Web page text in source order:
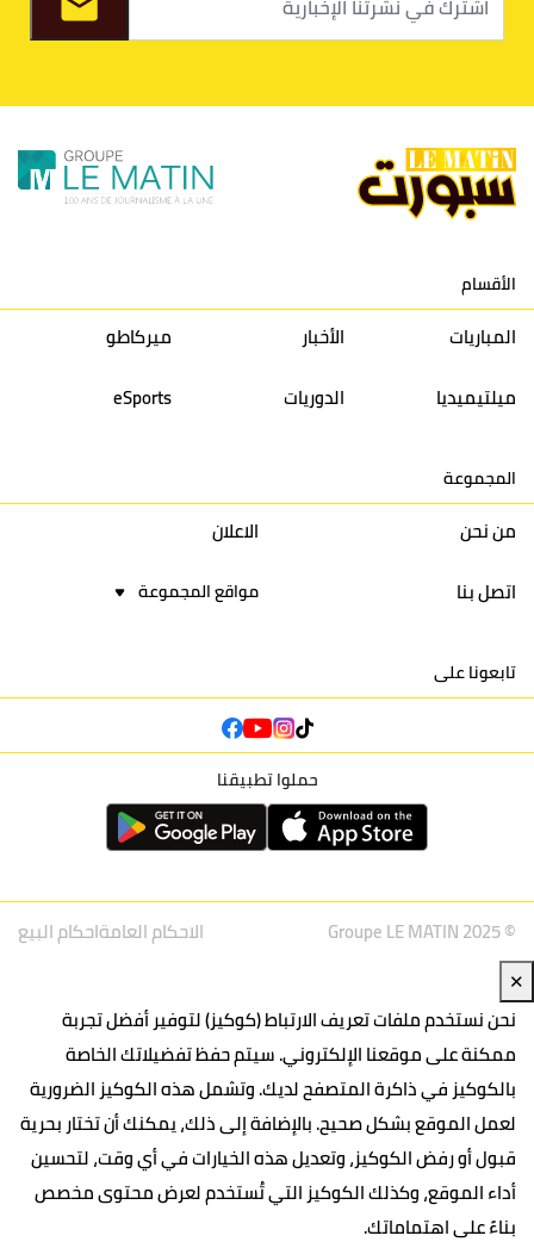
9 الكوكب المراكشي 30
27
26
36
10 النادي المكناسي 30
24
33
36
11 نادي النهضة زمامرة 30
28
37
33
13 إتحاد تواركة 30
32
40
31
16 نادي أولمبيك آسفي 30
24
42
22
الأقسام
المباريات الأخبار
ميركاطو
ميلتيميديا
الدوريات eSports
المجموعة
من نحن
الاعلان
اتصل بنا
مواقع المجموعة
تابعونا على
حملوا تطبيقنا
© Groupe LE MATIN 2025 الاحكام العامةاحكام البيع
✕
نحن نستخدم ملفات تعريف الارتباط (كوكيز) لتوفير أفضل تجربة
ممكنة على موقعنا الإلكتروني. سيتم حفظ تفضيلاتك الخاصة
بالكوكيز في ذاكرة المتصفح لديك. وتشمل هذه الكوكيز الضرورية
لعمل الموقع بشكل صحيح. بالإضافة إلى ذلك، يمكنك أن تختار بحرية
قبول أو رفض الكوكيز، وتعديل هذه الخيارات في أي وقت، لتحسين
أداء الموقع، وكذلك الكوكيز التي تُستخدم لعرض محتوى مخصص
بناءً على اهتماماتك.